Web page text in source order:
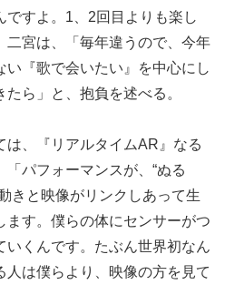
ですよ。1、2回目よりも楽し
二宮は、「毎年違うので、今年
い『歌で会いたい』を中心にし
ら」と、抱負を述べる。
、『リアルタイムAR』なる
パフォーマンスが、“ぬる
きと映像がリンクしあって生
ます。僕らの体にセンサーがつ
いくんです。たぶん世界初なん
人は僕らより、映像の方を見て